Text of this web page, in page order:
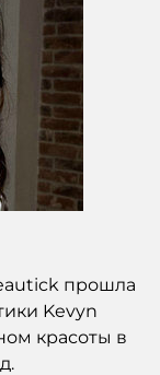
прошла
Kevyn
красоты в